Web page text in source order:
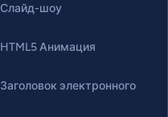
Слайд-шоу
HTML5 Анимация
Заголовок электронного